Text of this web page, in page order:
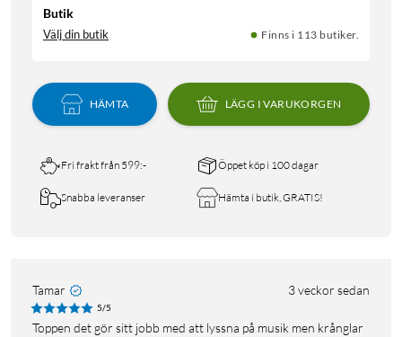
Butik
Välj din butik Finns i 113 butiker.
HÄMTA LÄGG I VARUKORGEN
Fri frakt från 599:- Öppet köp i 100 dagar
Snabba leveranser Hämta i butik, GRATIS!
Tamar 3 veckor sedan
5/5
Toppen det gör sitt jobb med att lyssna på musik men krånglar